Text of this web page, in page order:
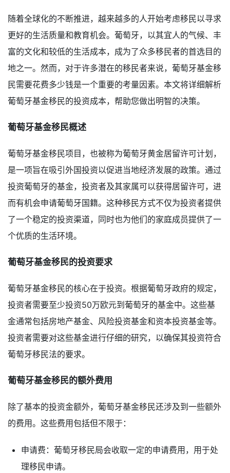
随着全球化的不断推进，越来越多的人开始考虑移民以寻求
更好的生活质量和教育机会。葡萄牙，以其宜人的气候、丰
富的文化和较低的生活成本，成为了众多移民者的首选目的
地之一。然而，对于许多潜在的移民者来说，葡萄牙基金移
民需要花费多少钱是一个重要的考量因素。本文将详细解析
葡萄牙基金移民的投资成本，帮助您做出明智的决策。
葡萄牙基金移民概述
葡萄牙基金移民项目，也被称为葡萄牙黄金居留许可计划，
是一项旨在吸引外国投资以促进当地经济发展的政策。通过
投资葡萄牙的基金，投资者及其家属可以获得居留许可，进
而有机会申请葡萄牙国籍。这种移民方式不仅为投资者提供
了一个稳定的投资渠道，同时也为他们的家庭成员提供了一
个优质的生活环境。
葡萄牙基金移民的投资要求
葡萄牙基金移民的核心在于投资。根据葡萄牙政府的规定，
投资者需要至少投资50万欧元到葡萄牙的基金中。这些基
金通常包括房地产基金、风险投资基金和资本投资基金等。
投资者需要对这些基金进行仔细的研究，以确保其投资符合
葡萄牙移民法的要求。
葡萄牙基金移民的额外费用
除了基本的投资金额外，葡萄牙基金移民还涉及到一些额外
的费用。这些费用包括但不限于：
申请费：葡萄牙移民局会收取一定的申请费用，用于处
理移民申请。